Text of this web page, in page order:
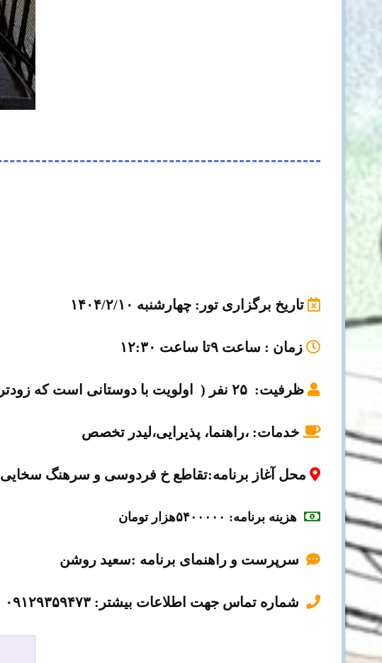
تاریخ برگزاری تور : چهارشنبه ۱۴۰۴/۲/۱۰
زمان : ساعت ۹تا ساعت ۱۲:۳۰
ظرفیت: ۲۵ نفر ( اولویت با دوستانی است که زودتر ثبت نام می کنند)
خدمات: ،راهنما، پذیرایی،لیدر تخصص
محل آغاز برنامه:تقاطع خ فردوسی و سرهنگ سخایی
هزینه برنامه: ۵۴۰۰۰۰۰ هزار تومان
سرپرست و راهنمای برنامه :سعید روشن
شماره تماس جهت اطلاعات بیشتر: ۰۹۱۲۹۳۵۹۴۷۳